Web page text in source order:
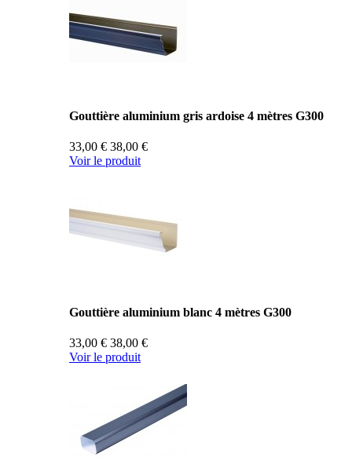
Gouttière aluminium gris ardoise 4 mètres G300
33,00 € 38,00 €
Voir le produit
Gouttière aluminium blanc 4 mètres G300
33,00 € 38,00 €
Voir le produit